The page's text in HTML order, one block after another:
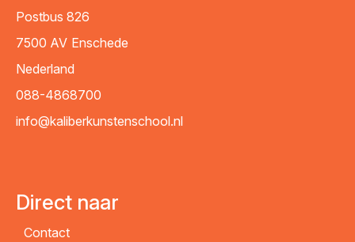
Postbus 826
7500 AV Enschede
Nederland
088-4868700
info@kaliberkunstenschool.nl
Direct naar
Contact